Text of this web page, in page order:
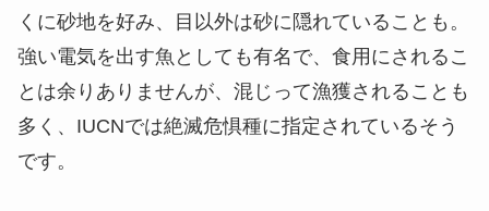
くに砂地を好み、目以外は砂に隠れていることも。
強い電気を出す魚としても有名で、食用にされるこ
とは余りありませんが、混じって漁獲されることも
多く、IUCNでは絶滅危惧種に指定されているそう
です。